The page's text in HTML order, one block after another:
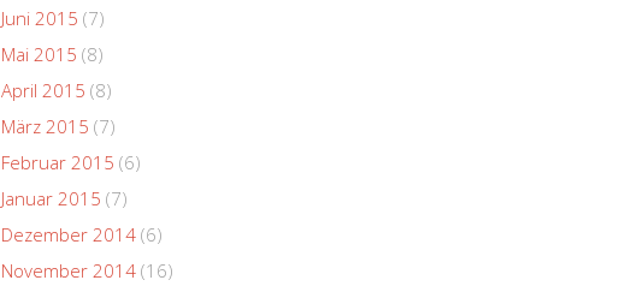
Juni 2015 (7)
Mai 2015 (8)
April 2015 (8)
März 2015 (7)
Februar 2015 (6)
Januar 2015 (7)
Dezember 2014 (6)
November 2014 (16)